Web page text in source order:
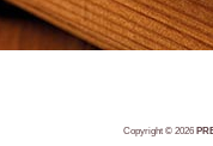
Copyright © 2026